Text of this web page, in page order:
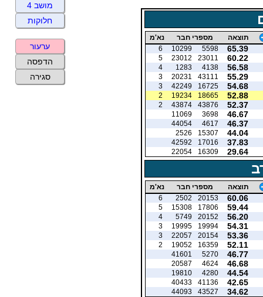
תוצאה מספרי חבר נא'מ
65.39
5598
10299
6
60.22
23011
23012
5
56.58
4138
1283
4
55.29
43111
20231
3
54.68
16725
42249
3
52.88
18665
19234
2
52.37
43876
43874
2
46.67
3698
11069
46.37
4617
44054
44.04
15307
2526
37.83
17016
42592
29.64
16309
22054
תוצאה מספרי חבר נא'מ
60.06
20153
2502
6
59.44
17806
15308
5
56.20
20152
5749
4
54.31
19994
19995
3
53.36
20154
22057
3
52.11
16359
19052
2
46.77
5270
41601
46.68
4624
20587
44.54
4280
19810
42.65
41136
40433
34.62
43527
44093
מושב 4
חלוקות
ערעור
הדפסה
סגירה